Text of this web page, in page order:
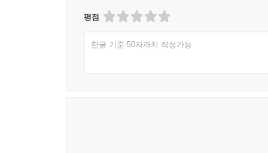
평점
한글 기준 50자까지 작성가능